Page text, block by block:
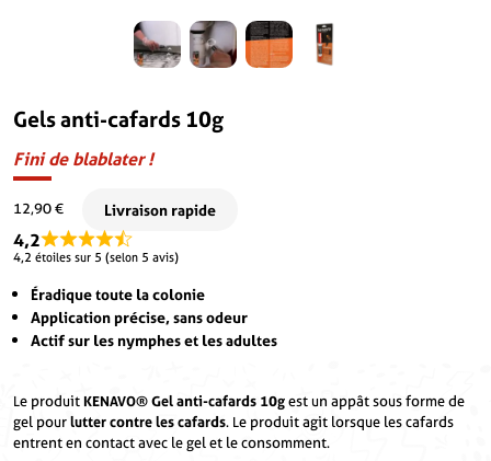
Gels anti-cafards 10g
Fini de blablater !
12,90€
4,2
4,2 étoiles sur 5 (selon 5 avis)
Éradique toute la colonie
Application précise, sans odeur
Actif sur les nymphes et les adultes
Le produitKENAVO® Gelanti-cafards 10gest un appât sous forme de
gel pourlutter contre les cafards. Le produit agit lorsque les cafards
entrent en contact avec le gel et le consomment.